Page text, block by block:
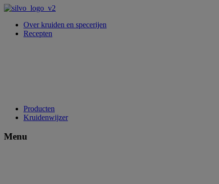
Over kruiden en specerijen
Recepten
Producten
Kruidenwijzer
Menu